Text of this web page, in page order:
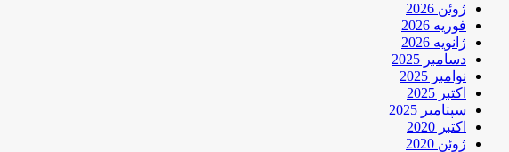
ژوئن 2026
فوریه 2026
ژانویه 2026
دسامبر 2025
نوامبر 2025
اکتبر 2025
سپتامبر 2025
اکتبر 2020
ژوئن 2020